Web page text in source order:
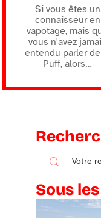
Si vous êtes un
connaisseur en
vapotage, mais
vous n'avez
entendu parler
Puff, alors…
Sous